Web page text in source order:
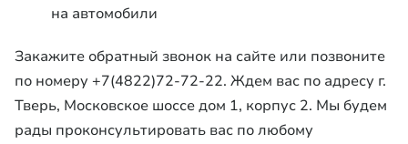
на автомобили
Закажите обратный звонок на сайте или позвоните
по номеру +7(4822)72-72-22. Ждем вас по адресу г.
Тверь, Московское шоссе дом 1, корпус 2. Мы будем
рады проконсультировать вас по любому